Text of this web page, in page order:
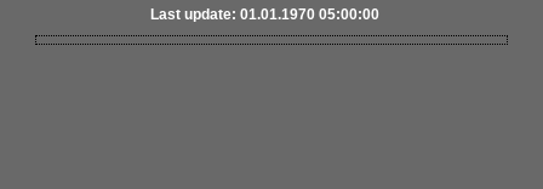
Last update: 01.01.1970 05:00:00